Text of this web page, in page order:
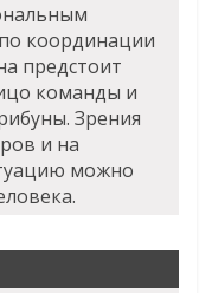
координации
предстоит
команды и
Зрения
и на
можно